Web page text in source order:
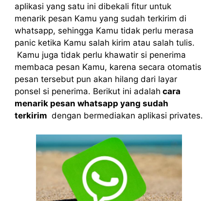
aplikasi yang satu ini dibekali fitur untuk
menarik pesan Kamu yang sudah terkirim di
whatsapp, sehingga Kamu tidak perlu merasa
panic ketika Kamu salah kirim atau salah tulis.
Kamu juga tidak perlu khawatir si penerima
membaca pesan Kamu, karena secara otomatis
pesan tersebut pun akan hilang dari layar
ponsel si penerima. Berikut ini adalah cara
menarik pesan whatsapp yang sudah
terkirim dengan bermediakan aplikasi privates.